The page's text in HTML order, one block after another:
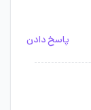
پاسخ دادن